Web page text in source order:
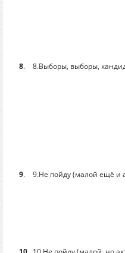
8. 8.Выборы, выборы,
9. 9.Не пойду (малой ещё и